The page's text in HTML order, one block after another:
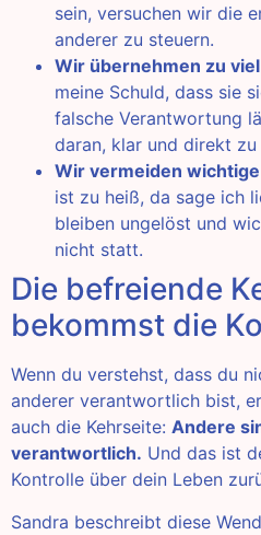
sein, versuchen wir die
anderer zu steuern.
Wir übernehmen zu
meine Schuld, dass sie
falsche Verantwortung
daran, klar und direkt
Wir vermeiden
ist zu heiß, da sage ich
bleiben ungelöst und
nicht statt.
Die befreiende
bekommst die
Wenn du verstehst, dass du
anderer verantwortlich bist,
auch die Kehrseite: Andere
verantwortlich. Und das ist
Kontrolle über dein Leben
Sandra beschreibt diese